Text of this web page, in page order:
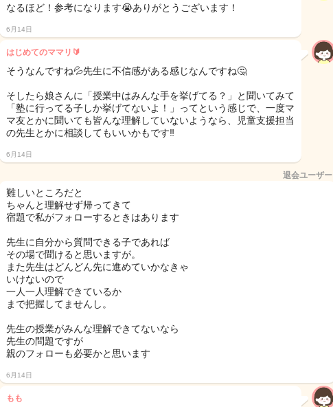
なるほど！参考になります😭ありがとうございます！
6月14日
はじめてのママリ🔰
そうなんですね💦先生に不信感がある感じなんですね🤔
そしたら娘さんに「授業中はみんな手を挙げてる？」と聞いてみて
「塾に行ってる子しか挙げてないよ！」ってという感じで、一度マ
マ友とかに聞いても皆んな理解していないようなら、児童支援担当
の先生とかに相談してもいいかもです‼︎
6月14日
退会ユーザー
難しいところだと
ちゃんと理解せず帰ってきて
宿題で私がフォローするときはあります
先生に自分から質問できる子であれば
その場で聞けると思いますが。
また先生はどんどん先に進めていかなきゃ
いけないので
一人一人理解できているか
まで把握してませんし。
先生の授業がみんな理解できてないなら
先生の問題ですが
親のフォローも必要かと思います
6月14日
もも